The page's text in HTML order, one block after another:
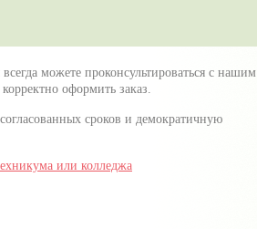
можете проконсультироваться с нашим
оформить заказ.
сроков и демократичную
или колледжа